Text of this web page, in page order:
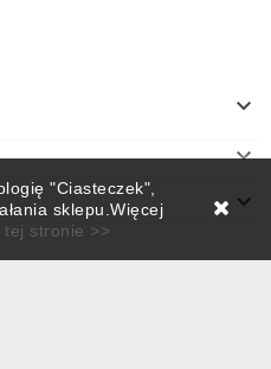
"Ciasteczek",
sklepu.Więcej
tej stronie >>


